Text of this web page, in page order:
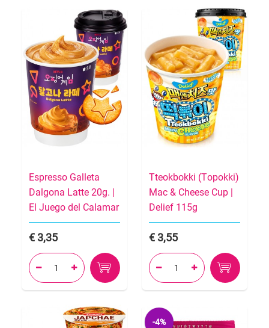
Espresso Galleta
Dalgona Latte 20g. |
El Juego del Calamar
3,35
 
Tteokbokki (Topokki)
Mac & Cheese Cup |
Delief 115g
3,55
 
-4%